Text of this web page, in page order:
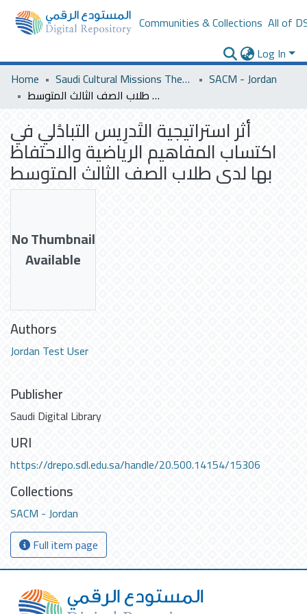
Communities & Collections All of
Log In
Home
Saudi Cultural Missions Theses & Dissertations
SACM - Jordan
أثر استراتيجية التَدرِيس التبادُلي في اكتساب المفاهيم الرياضية والاحتفاظ بها لدى طلاب الصف الثالث المتوسط
أثر استراتيجية التَدرِيس التبادُلي في
اكتساب المفاهيم الرياضية والاحتفاظ
بها لدى طلاب الصف الثالث المتوسط
No Thumbnail
Available
Authors
Jordan Test User
Publisher
Saudi Digital Library
URI
https://drepo.sdl.edu.sa/handle/20.500.14154/15306
Collections
SACM - Jordan
Full item page